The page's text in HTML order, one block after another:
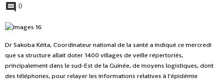
0
Dr Sakoba Kéita, Coordinateur national de la santé a indiqué ce mercredi
que sa structure allait doter 1400 villages de veille répertoriés,
principalement dans le sud-Est de la Guinée, de moyens logistiques, dont
des téléphones, pour relayer les informations relatives à l'épidémie